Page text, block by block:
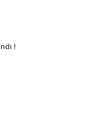
!